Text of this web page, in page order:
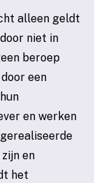
alleen geldt
niet in
beroep
een
en werken
en
het